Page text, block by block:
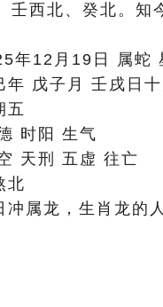
壬西北、癸北。知
年12月19日 属蛇
年 戊子月 壬戌日
五
时阳 生气
天刑 五虚 往亡
北
属龙，生肖龙的